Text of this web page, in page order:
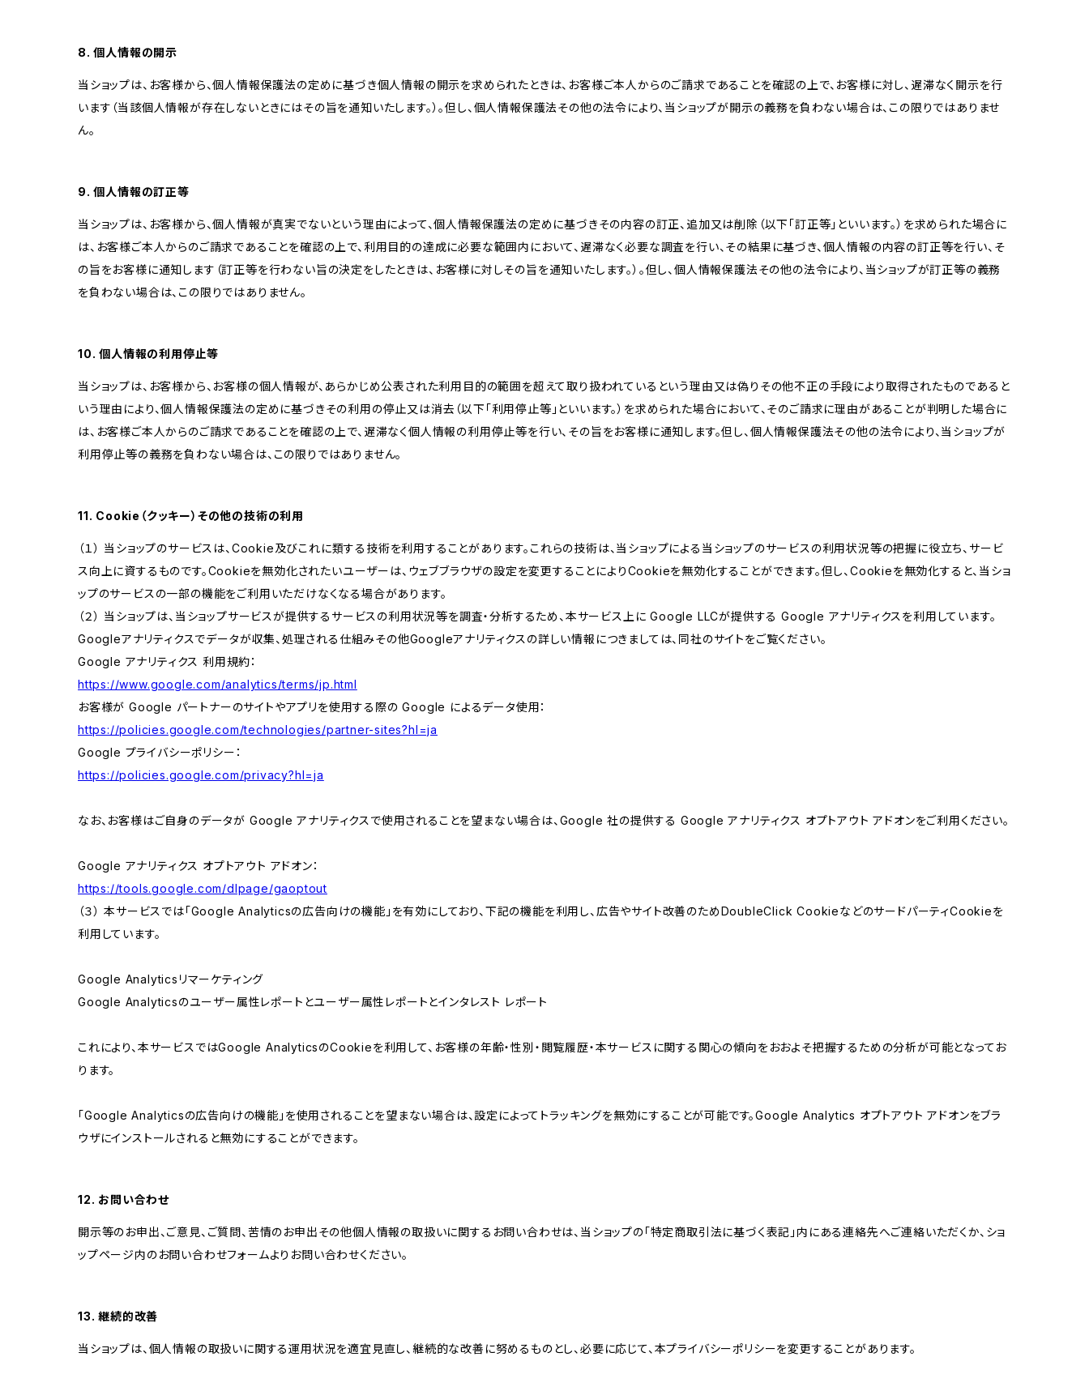
8. 個人情報の開示
当ショップは、お客様から、個人情報保護法の定めに基づき個人情報の開示を求められたときは、お客様ご本人からのご請求であることを確認の上で、お客様に対し、遅滞なく開示を行
います（当該個人情報が存在しないときにはその旨を通知いたします。）。但し、個人情報保護法その他の法令により、当ショップが開示の義務を負わない場合は、この限りではありませ
ん。
9. 個人情報の訂正等
当ショップは、お客様から、個人情報が真実でないという理由によって、個人情報保護法の定めに基づきその内容の訂正、追加又は削除（以下「訂正等」といいます。）を求められた場合に
は、お客様ご本人からのご請求であることを確認の上で、利用目的の達成に必要な範囲内において、遅滞なく必要な調査を行い、その結果に基づき、個人情報の内容の訂正等を行い、そ
の旨をお客様に通知します（訂正等を行わない旨の決定をしたときは、お客様に対しその旨を通知いたします。）。但し、個人情報保護法その他の法令により、当ショップが訂正等の義務
を負わない場合は、この限りではありません。
10. 個人情報の利用停止等
当ショップは、お客様から、お客様の個人情報が、あらかじめ公表された利用目的の範囲を超えて取り扱われているという理由又は偽りその他不正の手段により取得されたものであると
いう理由により、個人情報保護法の定めに基づきその利用の停止又は消去（以下「利用停止等」といいます。）を求められた場合において、そのご請求に理由があることが判明した場合に
は、お客様ご本人からのご請求であることを確認の上で、遅滞なく個人情報の利用停止等を行い、その旨をお客様に通知します。但し、個人情報保護法その他の法令により、当ショップが
利用停止等の義務を負わない場合は、この限りではありません。
11. Cookie（クッキー）その他の技術の利用
（１） 当ショップのサービスは、Cookie及びこれに類する技術を利用することがあります。これらの技術は、当ショップによる当ショップのサービスの利用状況等の把握に役立ち、サービ
ス向上に資するものです。Cookieを無効化されたいユーザーは、ウェブブラウザの設定を変更することによりCookieを無効化することができます。但し、Cookieを無効化すると、当ショ
ップのサービスの一部の機能をご利用いただけなくなる場合があります。
（２） 当ショップは、当ショップサービスが提供するサービスの利用状況等を調査・分析するため、本サービス上に Google LLCが提供する Google アナリティクスを利用しています。
Googleアナリティクスでデータが収集、処理される仕組みその他Googleアナリティクスの詳しい情報につきましては、同社のサイトをご覧ください。
Google アナリティクス 利用規約：
https://www.google.com/analytics/terms/jp.html
お客様が Google パートナーのサイトやアプリを使用する際の Google によるデータ使用：
https://policies.google.com/technologies/partner-sites?hl=ja
Google プライバシーポリシー：
https://policies.google.com/privacy?hl=ja
なお、お客様はご自身のデータが Google アナリティクスで使用されることを望まない場合は、Google 社の提供する Google アナリティクス オプトアウト アドオンをご利用ください。
Google アナリティクス オプトアウト アドオン：
https://tools.google.com/dlpage/gaoptout
（３） 本サービスでは「Google Analyticsの広告向けの機能」を有効にしており、下記の機能を利用し、広告やサイト改善のためDoubleClick CookieなどのサードパーティCookieを
利用しています。
Google Analyticsリマーケティング
Google Analyticsのユーザー属性レポートとユーザー属性レポートとインタレスト レポート
これにより、本サービスではGoogle AnalyticsのCookieを利用して、お客様の年齢・性別・閲覧履歴・本サービスに関する関心の傾向をおおよそ把握するための分析が可能となってお
ります。
「Google Analyticsの広告向けの機能」を使用されることを望まない場合は、設定によってトラッキングを無効にすることが可能です。Google Analytics オプトアウト アドオンをブラ
ウザにインストールされると無効にすることができます。
12. お問い合わせ
開示等のお申出、ご意見、ご質問、苦情のお申出その他個人情報の取扱いに関するお問い合わせは、当ショップの「特定商取引法に基づく表記」内にある連絡先へご連絡いただくか、ショ
ップページ内のお問い合わせフォームよりお問い合わせください。
13. 継続的改善
当ショップは、個人情報の取扱いに関する運用状況を適宜見直し、継続的な改善に努めるものとし、必要に応じて、本プライバシーポリシーを変更することがあります。